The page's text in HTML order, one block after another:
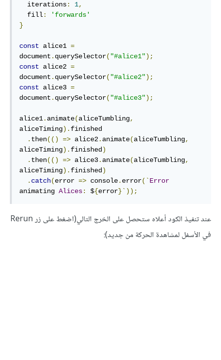
  iterations
: 1,
  fill
:
'forwards'
}
const alice1 =
document . querySelector( "#alice1");
const alice2 =
document . querySelector( "#alice2");
const alice3 =
document . querySelector( "#alice3");
alice1. animate(aliceTumbling,
aliceTiming). finished
. then(() => alice2. animate(aliceTumbling,
aliceTiming). finished)
. then(() => alice3. animate(aliceTumbling,
aliceTiming). finished)
. catch(error => console. error(`Error
animating Alices: ${error}`));
عند تنفيذ الكود أعلاه ستحصل على الخرج التالي(اضغط على زر Rerun
في الأسفل لمشاهدة الحركة من جديد):